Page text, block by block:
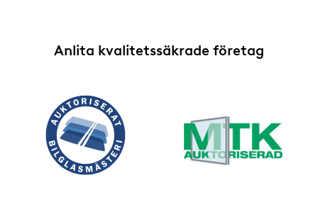
Anlita kvalitetssäkrade företag